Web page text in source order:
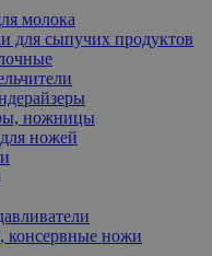
молока
для сыпучих продуктов
ножницы
ножей
консервные ножи